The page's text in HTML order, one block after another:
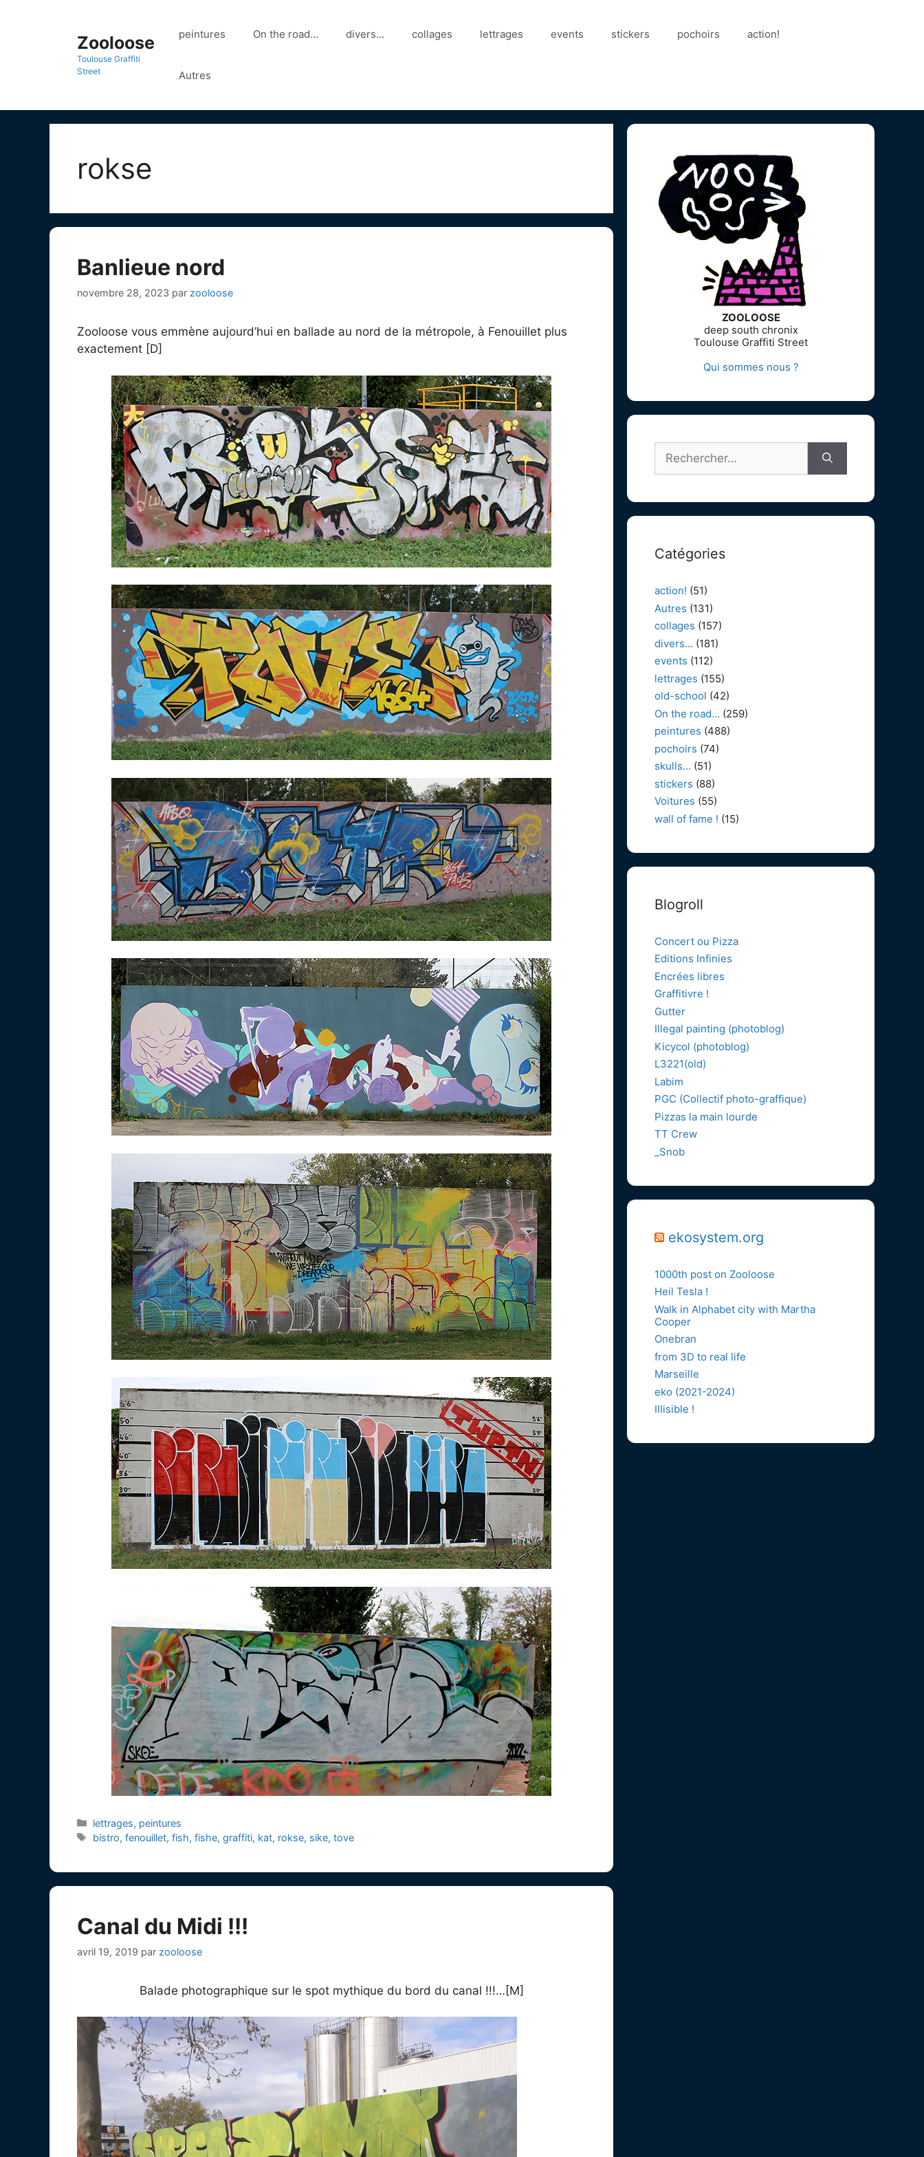
Zooloose
Toulouse Graffiti
Street
peintures On the road… divers… collages lettrages events stickers pochoirs action!
Autres
rokse
Banlieue nord
novembre 28, 2023 par zooloose
Zooloose vous emmène aujourd’hui en ballade au nord de la métropole, à Fenouillet plus
exactement [D]
Catégories
lettrages, peintures
Étiquettes
bistro,fenouillet,fish,fishe,graffiti, kat, rokse, sike,tove
Canal du Midi !!!
avril 19, 2019 par zooloose
Balade photographique sur le spot mythique du bord du canal !!!…[M]
ZOOLOOSE
deep south chronix
Toulouse Graffiti Street
Qui sommes nous ?
Rechercher :
Catégories
action! (51)
Autres (131)
collages (157)
divers… (181)
events (112)
lettrages (155)
old-school (42)
On the road… (259)
peintures (488)
pochoirs (74)
skulls… (51)
stickers (88)
Voitures (55)
wall of fame ! (15)
Blogroll
Concert ou Pizza
Editions Infinies
Encrées libres
Graffitivre !
Gutter
Illegal painting (photoblog)
Kicycol (photoblog)
L3221(old)
Labim
PGC (Collectif photo-graffique)
Pizzas la main lourde
TT Crew
_Snob
ekosystem.org
1000th post on Zooloose
Heil Tesla !
Walk in Alphabet city with Martha
Cooper
Onebran
from 3D to real life
Marseille
eko (2021-2024)
Illisible !